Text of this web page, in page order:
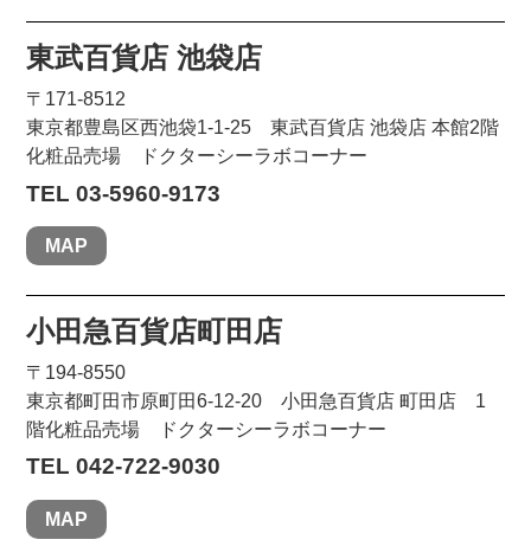
東武百貨店 池袋店
〒171-8512
東京都豊島区西池袋1-1-25 東武百貨店 池袋店 本館2階
化粧品売場 ドクターシーラボコーナー
TEL 03-5960-9173
MAP
小田急百貨店町田店
〒194-8550
東京都町田市原町田6-12-20 小田急百貨店 町田店 1
階化粧品売場 ドクターシーラボコーナー
TEL 042-722-9030
MAP